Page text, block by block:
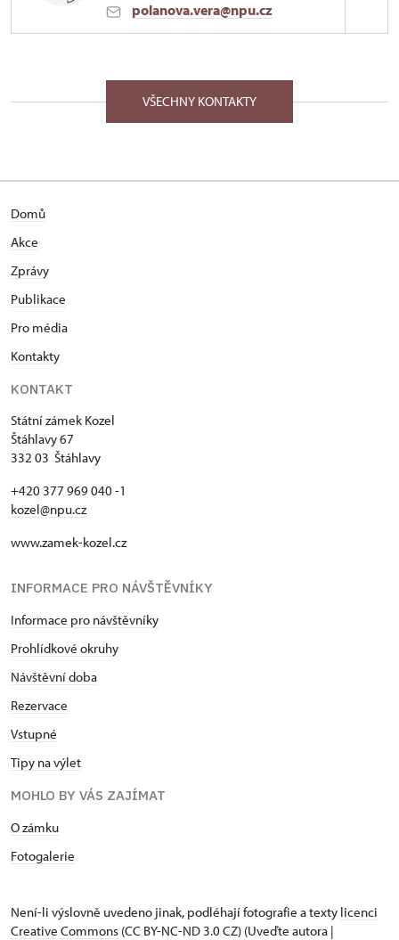
polanova.vera@npu.cz
67/, Štáhlavy 67 33203
VŠECHNY KONTAKTY
Domů
Akce
Zprávy
Publikace
Pro média
Kontakty
KONTAKT
Státní zámek Kozel
Štáhlavy 67
332 03 Štáhlavy
+420 377 969 040 -1
kozel@npu.cz
www.zamek-kozel.cz
INFORMACE PRO NÁVŠTĚVNÍKY
Informace pro návštěvníky
Prohlídkové okruhy
Návštěvní doba
Rezervace
Vstupné
Tipy na výlet
MOHLO BY VÁS ZAJÍMAT
O zámku
Fotogalerie
Není-li výslovně uvedeno jinak, podléhají fotografie a texty licenci
Creative Commons (CC BY-NC-ND 3.0 CZ) (Uveďte autora |